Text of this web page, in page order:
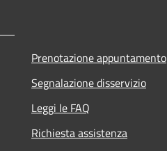
Prenotazione appuntamento
Segnalazione disservizio
Leggi le FAQ
Richiesta assistenza